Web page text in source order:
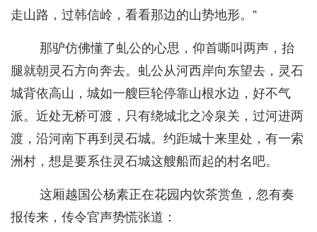
走山路，过韩信岭，看看那边的山势地形。”
那驴仿佛懂了虬公的心思，仰首嘶叫两声，抬
腿就朝灵石方向奔去。虬公从河西岸向东望去，灵石
城背依高山，城如一艘巨轮停靠山根水边，好不气
派。近处无桥可渡，只有绕城北之冷泉关，过河进两
渡，沿河南下再到灵石城。约距城十来里处，有一索
洲村，想是要系住灵石城这艘船而起的村名吧。
这厢越国公杨素正在花园内饮茶赏鱼，忽有奏
报传来，传令官声势慌张道：